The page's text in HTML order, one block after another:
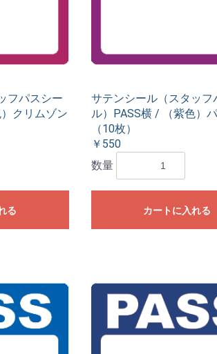
フパスシー
クリムゾン
る
サテンシール（スタッフ
ル）PASS横 / （紫色）
（10枚）
￥550
数量
カートに入れる